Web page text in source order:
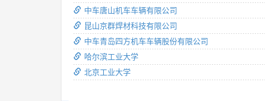
中车唐山机车车辆有限公司
昆山京群焊材科技有限公司
中车青岛四方机车车辆股份有限公司
哈尔滨工业大学
北京工业大学